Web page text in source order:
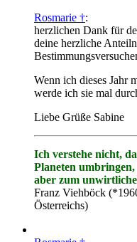
Rosmarie †:
herzlichen Dank für
deine herzliche
Wenn ich dieses Jahr
werde ich sie mal
Liebe Grüße Sabine
Ich verstehe nicht,
Planeten umbringen,
aber zum
Franz Viehböck
Österreichs)